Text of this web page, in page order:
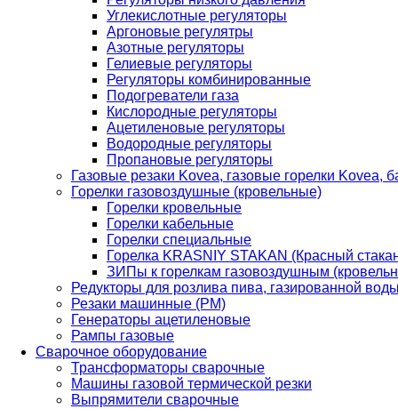
Углекислотные регуляторы
Аргоновые регулятры
Азотные регуляторы
Гелиевые регуляторы
Регуляторы комбинированные
Подогреватели газа
Кислородные регуляторы
Ацетиленовые регуляторы
Водородные регуляторы
Пропановые регуляторы
Газовые резаки Kovea, газовые горелки Kovea,
Горелки газовоздушные (кровельные)
Горелки кровельные
Горелки кабельные
Горелки специальные
Горелка KRASNIY STAKAN (Красный
ЗИПы к горелкам газовоздушным
Редукторы для розлива пива, газированной
Резаки машинные (РМ)
Генераторы ацетиленовые
Рампы газовые
Сварочное оборудование
Трансформаторы сварочные
Машины газовой термической резки
Выпрямители сварочные